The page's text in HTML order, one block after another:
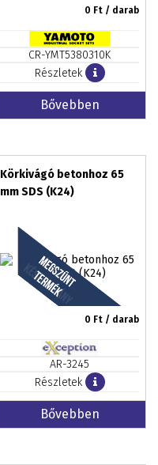
0 Ft / darab
CR-YMT5380310K
Részletek
Bővebben
Körkivágó betonhoz 65
mm SDS (K24)
0 Ft / darab
AR-3245
Részletek
Bővebben